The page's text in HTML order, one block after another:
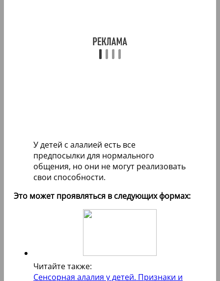
У детей с алалией есть все
предпосылки для нормального
общения, но они не могут реализовать
свои способности.
Это может проявляться в следующих формах:
Читайте также:
Сенсорная алалия у детей. Признаки и